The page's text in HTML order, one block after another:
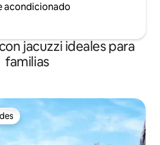
acondicionado
jacuzzi ideales para
familias